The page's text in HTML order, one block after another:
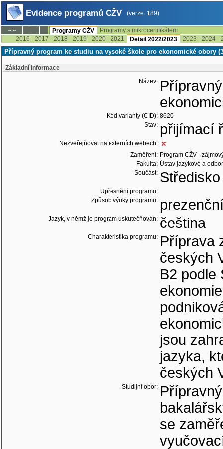
Evidence programů CŽV (verze: 189)
--:-- Programy CŽV
Programy s mikrocertifikátem
2016
2017 2018 2019 2020 2021 Detail 2022/2023 2023 2024
Přípravný program ke studiu na vysoké škole pro ekonomické obory
Základní informace
Název:
Kód varianty (CID): 8620
Stav: přijímací
Nezveřejňovat na externích webech:
Zaměření: Program CŽV -
Fakulta: Ústav jazykové a
Součást:
Upřesnění programu:
Způsob výuky programu: prezenční
Jazyk, v němž je program uskutečňován: čeština
Charakteristika programu: Příprava
českých
B2 podle
jsou
jazyka,
českých
Studijní obor:
se